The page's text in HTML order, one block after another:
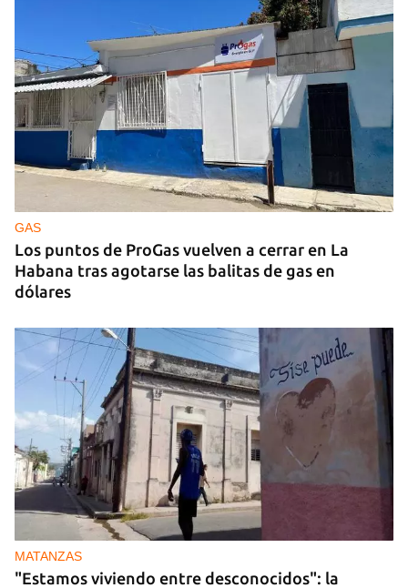
GAS
Los puntos de ProGas vuelven a cerrar en La
Habana tras agotarse las balitas de gas en
dólares
MATANZAS
"Estamos viviendo entre desconocidos": la